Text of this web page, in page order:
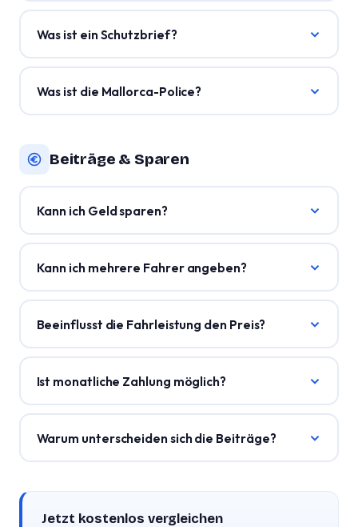
Was ist ein Schutzbrief?
Was ist die Mallorca-Police?
Beiträge & Sparen
Kann ich Geld sparen?
Kann ich mehrere Fahrer angeben?
Beeinflusst die Fahrleistung den Preis?
Ist monatliche Zahlung möglich?
Warum unterscheiden sich die Beiträge?
Jetzt kostenlos vergleichen